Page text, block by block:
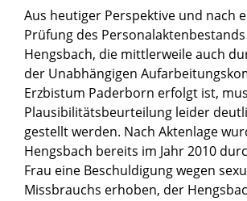
Aus heutiger Perspektive und nach
Prüfung des
Hengsbach, die mittlerweile auch
der Unabhängigen
Erzbistum Paderborn erfolgt ist,
Plausibilitätsbeurteilung leider
gestellt werden. Nach Aktenlage
Hengsbach bereits im Jahr 2010
Frau eine Beschuldigung wegen
Missbrauchs erhoben, der